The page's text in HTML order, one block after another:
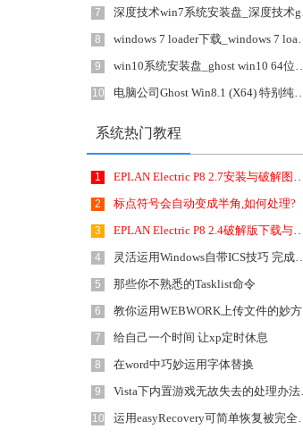
7 深度技术win7系统安装盘_深度技术ghost win7 32位硬盘直装版v1807 ISO镜像提供下载
8 windows 7 loader下载_windows 7 loader(Win7激活工具)1.0.0.1绿色版
9 win10系统安装盘_ghost win10 64位旗舰版 增强正式版下载 v1807
10 电脑公司Ghost Win8.1 (X64) 特别纯净版v1906(2019.06)永久激活 ISO高速下载
系统热门教程
1 EPLAN Electric P8 2.7安装与破解图文详细教程
2 标点符号会自动变成半角,如何处理?
3 EPLAN Electric P8 2.4破解版下载与激活图文详细教程
4 灵活运用Windows自带ICS技巧 完成上网共享
5 那些你不熟悉的Tasklist命令
6 教你运用WEBWORK上传文件的妙方
7 给自己一个时间 让xp定时休息
8 在word中巧妙运用字体替换
9 Vista下内置游戏无故失去的处理办法 在Windows Vista中，正如
10 运用easyRecovery可简单恢复被完全删除的文件